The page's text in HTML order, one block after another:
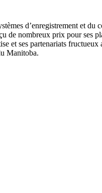
d’enregistrement et du
de nombreux prix pour ses
et ses partenariats fructueux
Manitoba.